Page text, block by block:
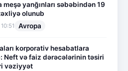
meşə yanğınları səbəbindən 19
olunub
Avropa
korporativ hesabatlara
Neft və faiz dərəcələrinin təsiri
vəziyyət